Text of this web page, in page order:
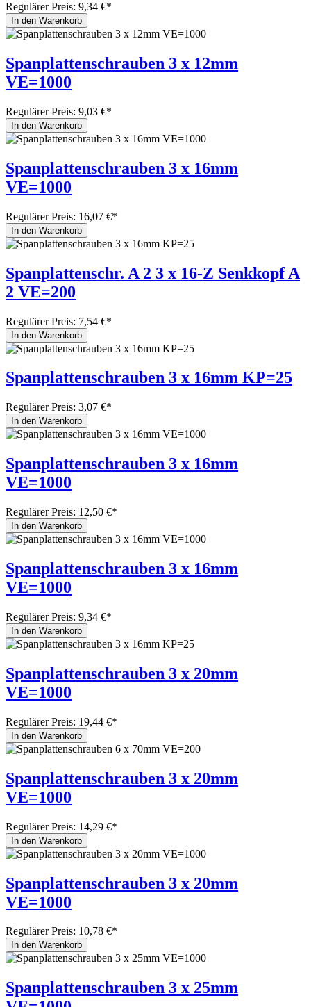
Regulärer Preis: 9,34 €*
In den Warenkorb
Spanplattenschrauben 3 x 12mm
VE=1000
Regulärer Preis: 9,03 €*
In den Warenkorb
Spanplattenschrauben 3 x 16mm
VE=1000
Regulärer Preis: 16,07 €*
In den Warenkorb
Spanplattenschr. A 2 3 x 16-Z Senkkopf A
2 VE=200
Regulärer Preis: 7,54 €*
In den Warenkorb
Spanplattenschrauben 3 x 16mm KP=25
Regulärer Preis: 3,07 €*
In den Warenkorb
Spanplattenschrauben 3 x 16mm
VE=1000
Regulärer Preis: 12,50 €*
In den Warenkorb
Spanplattenschrauben 3 x 16mm
VE=1000
Regulärer Preis: 9,34 €*
In den Warenkorb
Spanplattenschrauben 3 x 20mm
VE=1000
Regulärer Preis: 19,44 €*
In den Warenkorb
Spanplattenschrauben 3 x 20mm
VE=1000
Regulärer Preis: 14,29 €*
In den Warenkorb
Spanplattenschrauben 3 x 20mm
VE=1000
Regulärer Preis: 10,78 €*
In den Warenkorb
Spanplattenschrauben 3 x 25mm